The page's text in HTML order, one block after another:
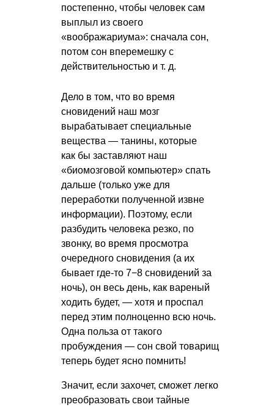
постепенно, чтобы человек сам
выплыл из своего
«воображариума»: сначала сон,
потом сон вперемешку с
действительностью и т. д.
Дело в том, что во время
сновидений наш мозг
вырабатывает специальные
вещества — танины, которые
как бы заставляют наш
«биомозговой компьютер» спать
дальше (только уже для
переработки полученной извне
информации). Поэтому, если
разбудить человека резко, по
звонку, во время просмотра
очередного сновидения (а их
бывает где-то 7−8 сновидений за
ночь), он весь день, как вареный
ходить будет, — хотя и проспал
перед этим полноценно всю ночь.
Одна польза от такого
пробуждения — сон свой товарищ
теперь будет ясно помнить!
Значит, если захочет, сможет легко
преобразовать свои тайные